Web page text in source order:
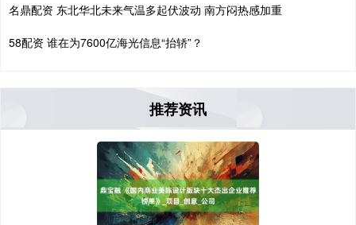
名鼎配资 东北华北未来气温多起伏波动 南方闷热感加重
58配资 谁在为7600亿海光信息“抬轿”？
推荐资讯